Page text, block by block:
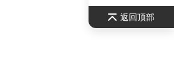
返回顶部